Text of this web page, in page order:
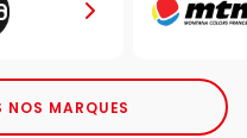
NOS MARQUES